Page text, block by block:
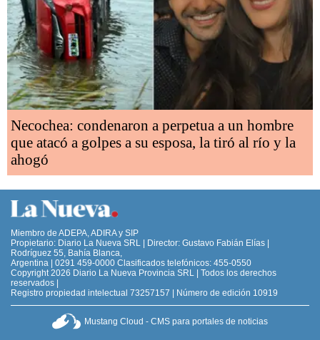
Necochea: condenaron a perpetua a un hombre
que atacó a golpes a su esposa, la tiró al río y la
ahogó
Miembro de ADEPA, ADIRA y SIP
Propietario: Diario La Nueva SRL | Director: Gustavo Fabián Elías |
Rodríguez 55, Bahía Blanca,
Argentina | 0291 459-0000 Clasificados telefónicos: 455-0550
Copyright 2026 Diario La Nueva Provincia SRL | Todos los derechos
reservados |
Registro propiedad intelectual 73257157 | Número de edición 10919
Mustang Cloud - CMS para portales de noticias